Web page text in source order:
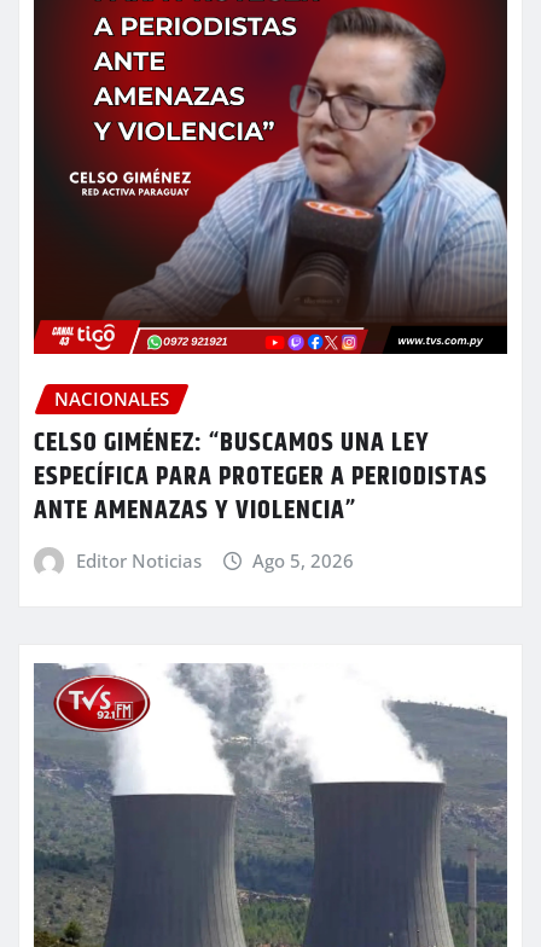
NACIONALES
CELSO GIMÉNEZ: “BUSCAMOS UNA LEY
ESPECÍFICA PARA PROTEGER A PERIODISTAS
ANTE AMENAZAS Y VIOLENCIA”
Editor Noticias Ago 5, 2026